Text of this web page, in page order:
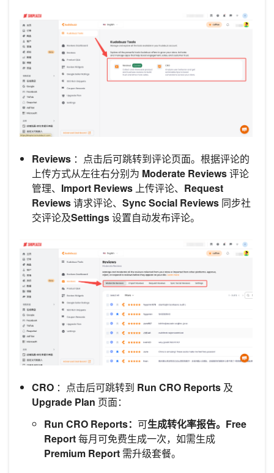
Reviews ：点击后可跳转到评论页面。根据评论的
上传方式从左往右分别为 Moderate Reviews评论
管理、 Import Reviews 上传评论、 Request
Reviews请求评论、 Sync Social Reviews 同步社
交评论及Settings设置自动发布评论。
CRO ：点击后可跳转到 Run CRO Reports 及
Upgrade Plan 页面：
Run CRO Reports： 可生成转化率报告。Free
Report每月可免费生成一次，如需生成
Premium Report 需升级套餐。